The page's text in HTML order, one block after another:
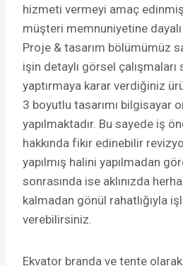
hizmeti vermeyi amaç
müşteri memnuniyetine
Proje & tasarım bölümümüz
işin detaylı görsel çalışmaları
yaptırmaya karar verdiğiniz
3 boyutlu tasarımı bilgisayar
yapılmaktadır. Bu sayede iş
hakkında fikir edinebilir
yapılmış halini yapılmadan
sonrasında ise aklınızda
kalmadan gönül rahatlığıyla
verebilirsiniz.
Ekvator branda ve tente